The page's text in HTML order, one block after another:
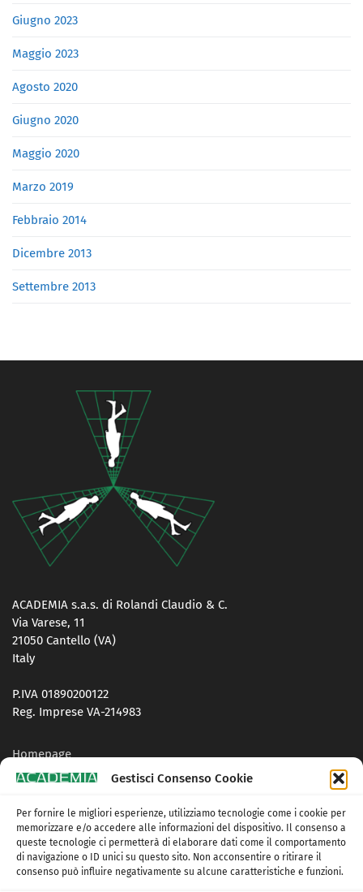
Gestisci Consenso Cookie
Per fornire le migliori esperienze, utilizziamo tecnologie come i cookie per
memorizzare e/o accedere alle informazioni del dispositivo. Il consenso a
queste tecnologie ci permetterà di elaborare dati come il comportamento
di navigazione o ID unici su questo sito. Non acconsentire o ritirare il
consenso può influire negativamente su alcune caratteristiche e funzioni.
Giugno 2023
Maggio 2023
Agosto 2020
Giugno 2020
Maggio 2020
Marzo 2019
Febbraio 2014
Dicembre 2013
Settembre 2013
ACADEMIA s.a.s. di Rolandi Claudio & C.
Via Varese, 11
21050 Cantello (VA)
Italy
P.IVA 01890200122
Reg. Imprese VA-214983
Homepage
Contatti
Privacy Policy
Cookie Policy (UE)